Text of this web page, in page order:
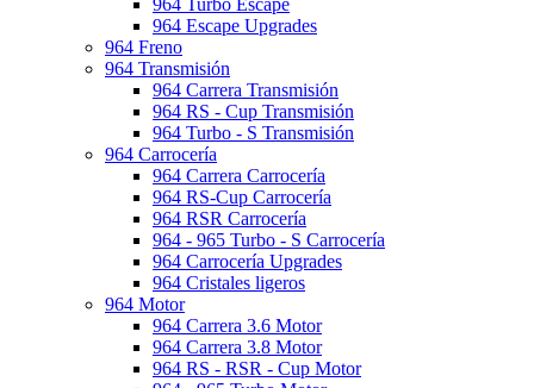
964 Turbo Escape
964 Escape Upgrades
964 Freno
964 Transmisión
964 Carrera Transmisión
964 RS - Cup Transmisión
964 Turbo - S Transmisión
964 Carrocería
964 Carrera Carrocería
964 RS-Cup Carrocería
964 RSR Carrocería
964 - 965 Turbo - S Carrocería
964 Carrocería Upgrades
964 Cristales ligeros
964 Motor
964 Carrera 3.6 Motor
964 Carrera 3.8 Motor
964 RS - RSR - Cup Motor